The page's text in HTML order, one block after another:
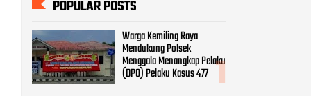
POPULAR POSTS
Warga Kemiling Raya
Mendukung Polsek
Menggala Menangkap Pelaku
(DPO) Pelaku Kasus 477